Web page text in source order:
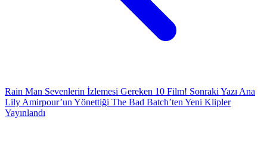
Rain Man Sevenlerin İzlemesi Gereken 10 Film! Sonraki Yazı Ana
Lily Amirpour’un Yönettiği The Bad Batch’ten Yeni Klipler
Yayınlandı